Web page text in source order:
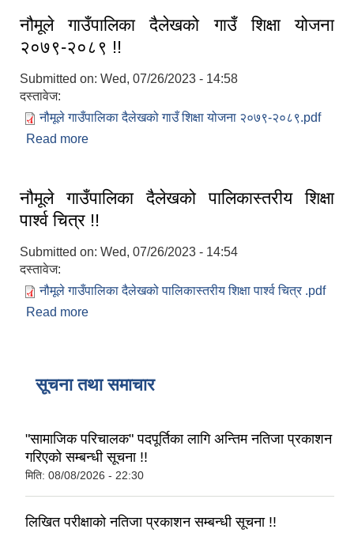
नौमूले गाउँपालिका दैलेखको गाउँ शिक्षा योजना
२०७९-२०८९ !!
Submitted on: Wed, 07/26/2023 - 14:58
दस्तावेज:
नौमूले गाउँपालिका दैलेखको गाउँ शिक्षा योजना २०७९-२०८९.pdf
Read more
नौमूले गाउँपालिका दैलेखको पालिकास्तरीय शिक्षा
पार्श्व चित्र !!
Submitted on: Wed, 07/26/2023 - 14:54
दस्तावेज:
नौमूले गाउँपालिका दैलेखको पालिकास्तरीय शिक्षा पार्श्व चित्र .pdf
Read more
सूचना तथा समाचार
"सामाजिक परिचालक" पदपूर्तिका लागि अन्तिम नतिजा प्रकाशन
गरिएको सम्बन्धी सूचना !!
मिति: 08/08/2026 - 22:30
लिखित परीक्षाको नतिजा प्रकाशन सम्बन्धी सूचना !!